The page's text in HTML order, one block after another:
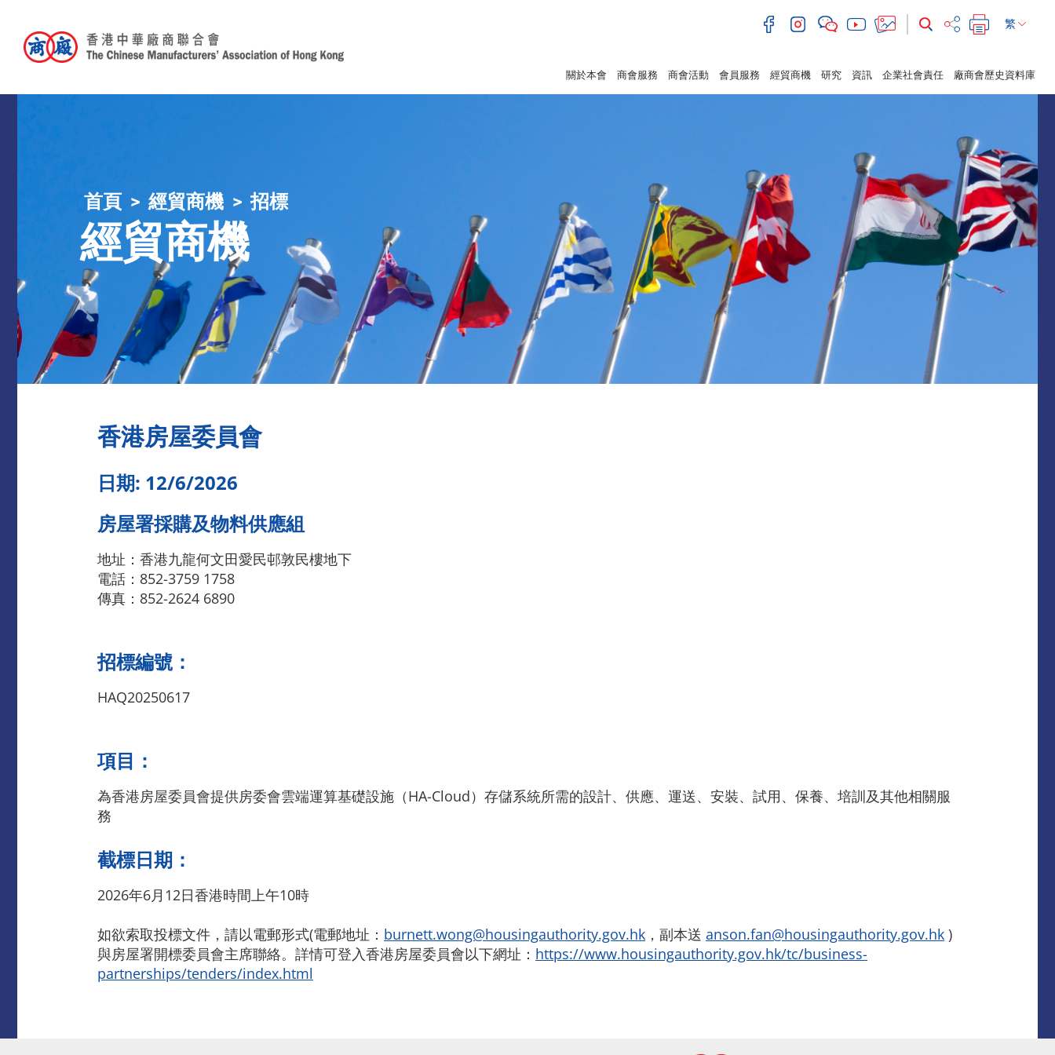
繁
關於本會 商會服務 商會活動 會員服務 經貿商機 研究 資訊 企業社會責任 廠商會歷史資料庫
首頁 經貿商機 招標
經貿商機
香港房屋委員會
日期: 12/6/2026
房屋署採購及物料供應組 ​
地址：香港九龍何文田愛民邨敦民樓地下
電話：852-3759 1758
傳真：852-2624 6890
招標編號：
HAQ20250617
項目：
為香港房屋委員會提供房委會雲端運算基礎設施（HA-Cloud）存儲系統所需的設計、供應、運送、安裝、試用、保養、培訓及其他相關服
務
截標日期：
2026年6月12日香港時間上午10時
如欲索取投標文件，請以電郵形式(電郵地址： burnett.wong@housingauthority.gov.hk ，副本送 anson.fan@housingauthority.gov.hk )
與房屋署開標委員會主席聯絡。詳情可登入香港房屋委員會以下網址： https://www.housingauthority.gov.hk/tc/business-
partnerships/tenders/index.html